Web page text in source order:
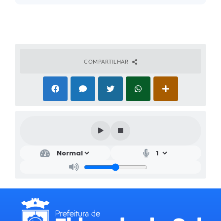
COMPARTILHAR